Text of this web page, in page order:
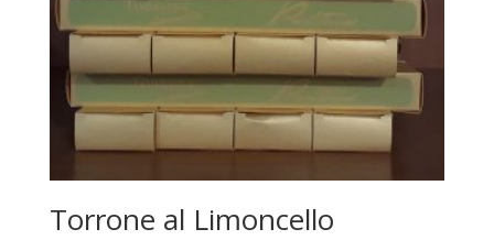
Torrone al Limoncello